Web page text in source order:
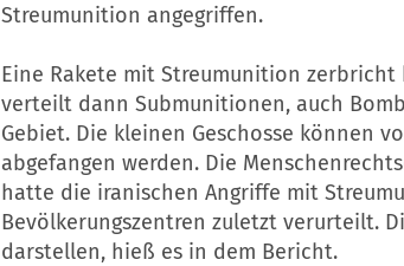
Streumunition angegriffen.
Eine Rakete mit Streumunition
verteilt dann Submunitionen, auch
Gebiet. Die kleinen Geschosse können
abgefangen werden. Die
hatte die iranischen Angriffe mit
Bevölkerungszentren zuletzt verurteilt.
darstellen, hieß es in dem Bericht.